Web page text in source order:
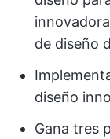
de diseño
diseño
Gana tres